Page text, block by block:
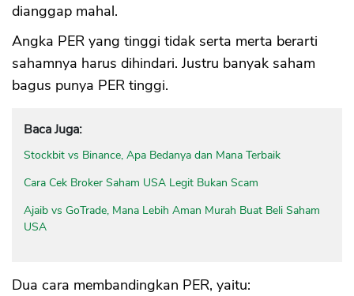
dianggap mahal.
Angka PER yang tinggi tidak serta merta berarti
sahamnya harus dihindari. Justru banyak saham
bagus punya PER tinggi.
Baca Juga:
Stockbit vs Binance, Apa Bedanya dan Mana Terbaik
Cara Cek Broker Saham USA Legit Bukan Scam
Ajaib vs GoTrade, Mana Lebih Aman Murah Buat Beli Saham
USA
Dua cara membandingkan PER, yaitu: